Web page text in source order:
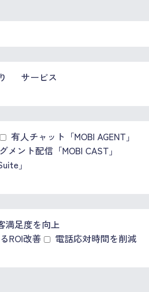
サービス
有人チャット「MOBI AGENT」
メント配信「MOBI CAST」
」
満足度を向上
ROI改善
電話応対時間を削減